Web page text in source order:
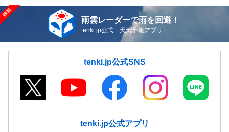
雨雲レーダーで雨を回避！
tenki.jp公式 天気予報アプリ
tenki.jp公式SNS
tenki.jp公式アプリ